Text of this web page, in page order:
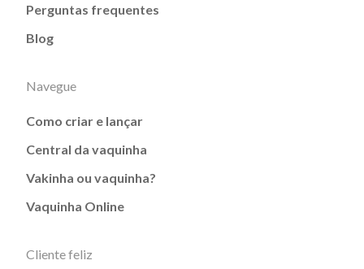
Perguntas frequentes
Blog
Navegue
Como criar e lançar
Central da vaquinha
Vakinha ou vaquinha?
Vaquinha Online
Cliente feliz